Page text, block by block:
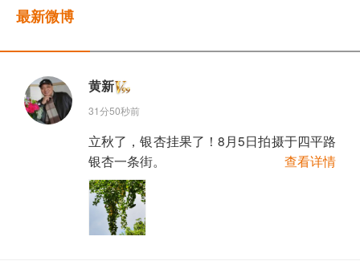
最新微博
黄新
31分50秒前
立秋了，银杏挂果了！8月5日拍摄于四平路
银杏一条街。
查看详情